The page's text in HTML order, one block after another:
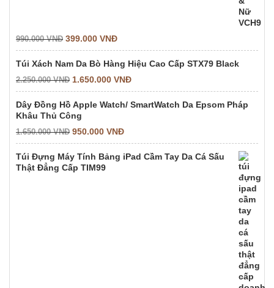
990.000VNĐ 399.000 VNĐ
Túi Xách Nam Da Bò Hàng Hiệu Cao Cấp STX79 Black
2.250.000VNĐ 1.650.000 VNĐ
Dây Đồng Hồ Apple Watch/ SmartWatch Da Epsom Pháp
Khâu Thủ Công
1.650.000VNĐ 950.000 VNĐ
Túi Đựng Máy Tính Bảng iPad Cầm Tay Da Cá Sấu
Thật Đẳng Cấp TIM99